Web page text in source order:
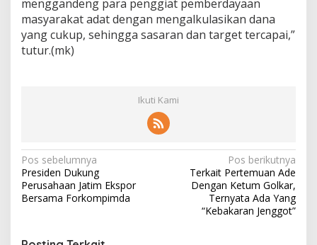
menggandeng para penggiat pemberdayaan
masyarakat adat dengan mengalkulasikan dana
yang cukup, sehingga sasaran dan target tercapai,”
tutur.(mk)
Ikuti Kami
N
a
v
Pos sebelumnya
Presiden Dukung
Perusahaan Jatim Ekspor
Bersama Forkompimda
Pos berikutnya
Terkait Pertemuan Ade
Dengan Ketum Golkar,
Ternyata Ada Yang
“Kebakaran Jenggot”